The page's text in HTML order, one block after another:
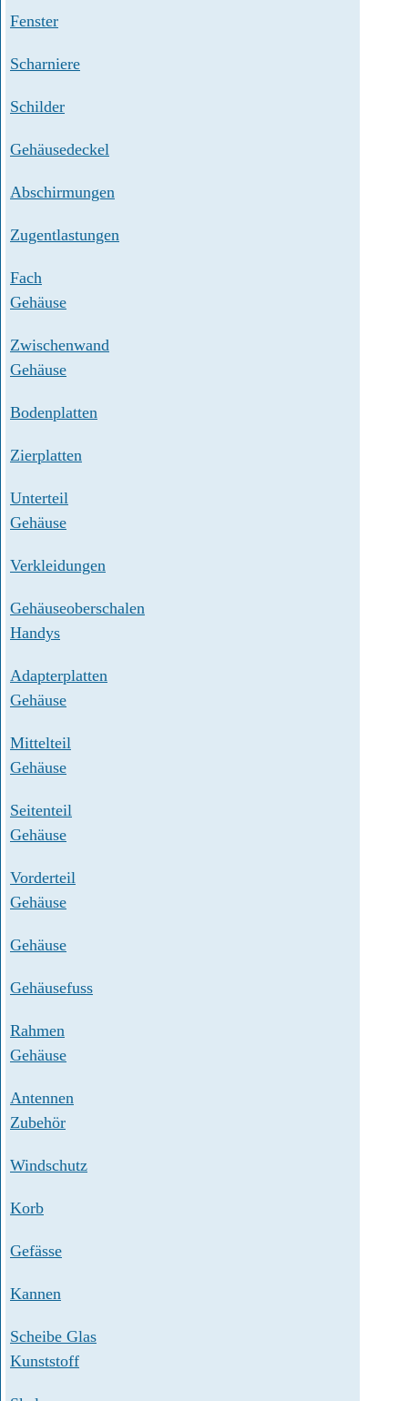
Fenster
Scharniere
Schilder
Gehäusedeckel
Abschirmungen
Zugentlastungen
Fach
Gehäuse
Zwischenwand
Gehäuse
Bodenplatten
Zierplatten
Unterteil
Gehäuse
Verkleidungen
Gehäuseoberschalen
Handys
Adapterplatten
Gehäuse
Mittelteil
Gehäuse
Seitenteil
Gehäuse
Vorderteil
Gehäuse
Gehäuse
Gehäusefuss
Rahmen
Gehäuse
Antennen
Zubehör
Windschutz
Korb
Gefässe
Kannen
Scheibe Glas
Kunststoff